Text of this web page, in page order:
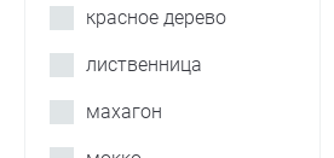
красное дерево
лиственница
махагон